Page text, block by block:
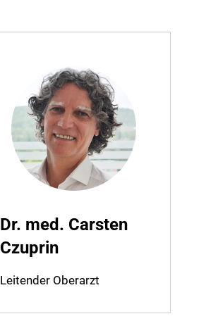
Dr. med. Carsten
Czuprin
Leitender Oberarzt